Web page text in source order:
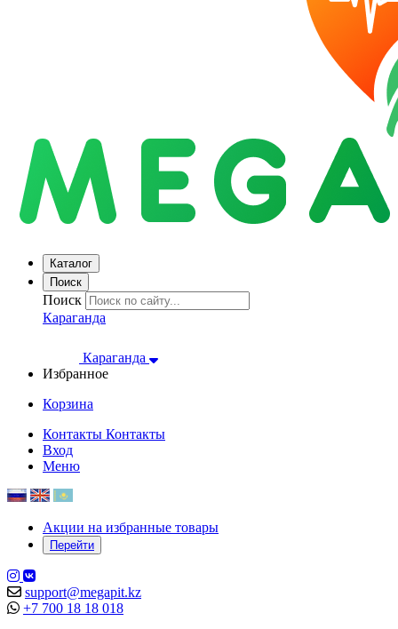
Каталог
Поиск
Поиск
Караганда
Караганда
Избранное
Корзина
Контакты Контакты
Вход
Меню
Акции на избранные товары
Перейти
support@megapit.kz
+7 700 18 18 018